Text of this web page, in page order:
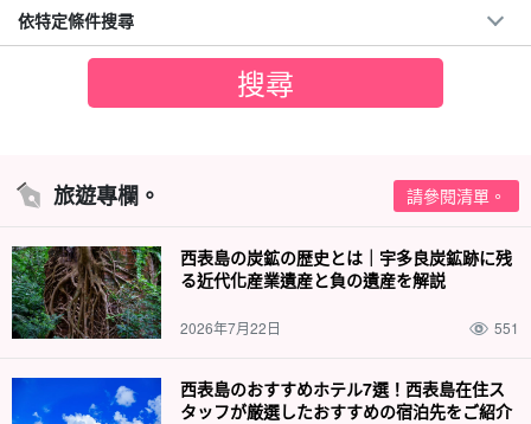
依特定條件搜尋
旅遊專欄。 請參閱清單。
西表島の炭鉱の歴史とは｜宇多良炭鉱跡に残
る近代化産業遺産と負の遺産を解説
2026年7月22日 551
西表島のおすすめホテル7選！西表島在住ス
タッフが厳選したおすすめの宿泊先をご紹介